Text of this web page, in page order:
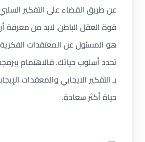
عن طريق القضاء على التفكير
قوة العقل الباطن. لابد من معرفة
هو المسئول عن المعتقدات الفكرية
تحدد أسلوب حياتك. فالاهتمام
بـ التفكير الايجابي والمعقدات
حياة أكثر سعادة.